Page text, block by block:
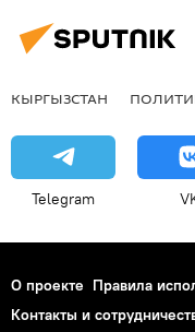
КЫРГЫЗСТАН
Telegram
О проекте Правила
Контакты и